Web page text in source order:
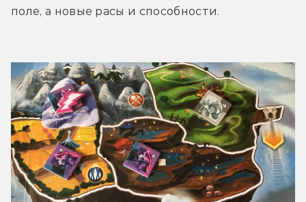
поле, а новые расы и способности.